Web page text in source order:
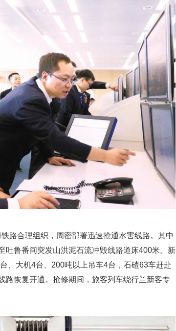
路合理组织，周密部署迅速抢通水害线路。其中
吐鲁番间突发山洪泥石流冲毁线路道床400米。新
、大机4台、200吨以上吊车4台，石碴63车赶赴
路恢复开通。抢修期间，旅客列车绕行兰新客专